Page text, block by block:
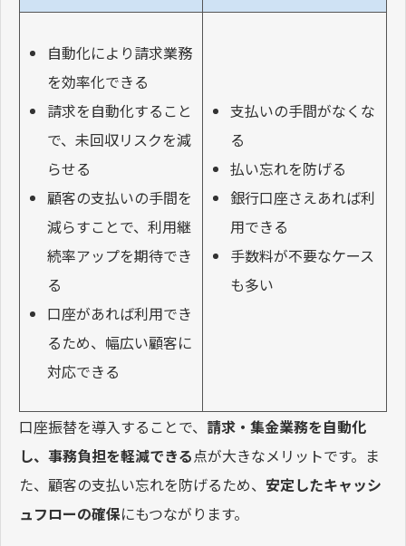
自動化により請求業務
を効率化できる
請求を自動化すること
で、未回収リスクを減
らせる
顧客の支払いの手間を
減らすことで、利用継
続率アップを期待でき
る
口座があれば利用でき
るため、幅広い顧客に
対応できる
支払いの手間がなくな
る
払い忘れを防げる
銀行口座さえあれば利
用できる
手数料が不要なケース
も多い
口座振替を導入することで、 請求・集金業務を自動化
し、事務負担を軽減できる点が大きなメリットです。ま
た、顧客の支払い忘れを防げるため、 安定したキャッシ
ュフローの確保にもつながります。